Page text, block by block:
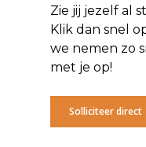
Zie jij jezelf al
Klik dan snel
we nemen zo
met je op!
Solliciteer direct